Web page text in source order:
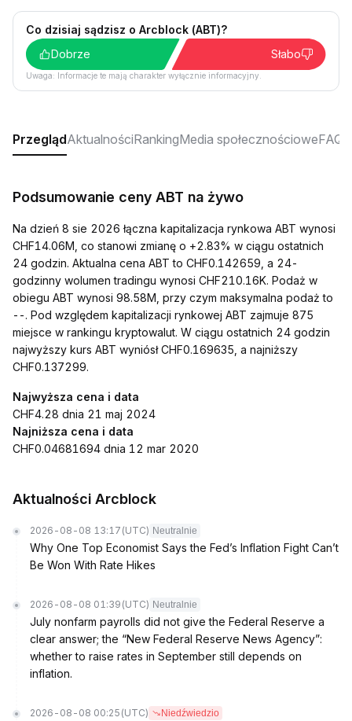
Co dzisiaj sądzisz o Arcblock (ABT)?
Dobrze
Słabo
Uwaga: Informacje te mają charakter wyłącznie informacyjny.
PrzeglądAktualnościRankingMedia społecznościoweFAQ
Podsumowanie ceny ABT na żywo
Na dzień 8 sie 2026 łączna kapitalizacja rynkowa ABT wynosi
CHF14.06M, co stanowi zmianę o +2.83% w ciągu ostatnich
24 godzin. Aktualna cena ABT to CHF0.142659, a 24-
godzinny wolumen tradingu wynosi CHF210.16K. Podaż w
obiegu ABT wynosi 98.58M, przy czym maksymalna podaż to
--. Pod względem kapitalizacji rynkowej ABT zajmuje 875
miejsce w rankingu kryptowalut. W ciągu ostatnich 24 godzin
najwyższy kurs ABT wyniósł CHF0.169635, a najniższy
CHF0.137299.
Najwyższa cena i data
CHF4.28 dnia 21 maj 2024
Najniższa cena i data
CHF0.04681694 dnia 12 mar 2020
Aktualności Arcblock
2026-08-08 13:17 (UTC) Neutralnie
Why One Top Economist Says the Fed’s Inflation Fight Can’t
Be Won With Rate Hikes
2026-08-08 01:39 (UTC) Neutralnie
July nonfarm payrolls did not give the Federal Reserve a
clear answer; the “New Federal Reserve News Agency”:
whether to raise rates in September still depends on
inflation.
2026-08-08 00:25 (UTC) Niedźwiedzio